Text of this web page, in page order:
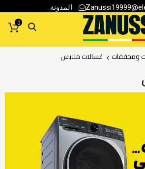
المدونة
0
ومجففات غسالات ملابس